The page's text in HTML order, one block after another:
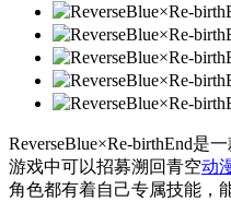
ReverseBlue×Re-birthEnd是
游戏中可以招募溯回青空动
角色都有着自己专属技能，